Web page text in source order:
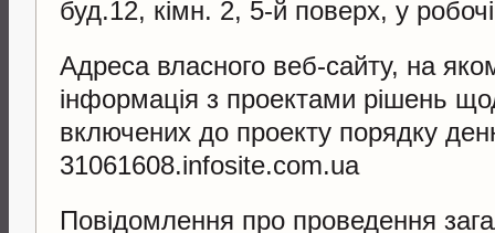
буд.12, кімн. 2, 5-й поверх, у
Адреса власного веб-сайту, на
інформація з проектами рішень
включених до проекту порядку
31061608.infosite.com.ua
Повідомлення про проведення